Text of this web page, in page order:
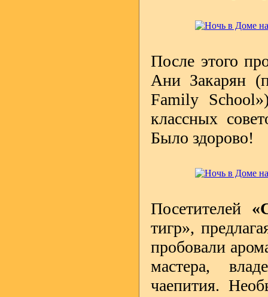
После этого
Ани Закарян
Family
классных
Было здорово!
Посетителей
тигр»,
пробовали
мастера,
чаепития.